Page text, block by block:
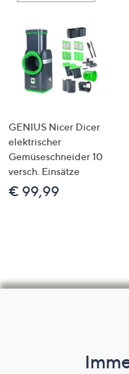
GENIUS Nicer Dicer
elektrischer
Gemüseschneider 10
versch. Einsätze
€ 99,99